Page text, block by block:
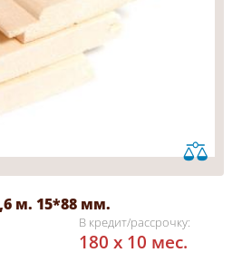
м. 15*88 мм.
В кредит/рассрочку:
180 x 10 мес.